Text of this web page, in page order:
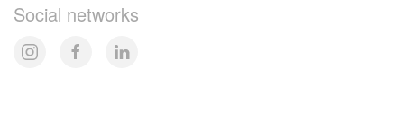
Social networks